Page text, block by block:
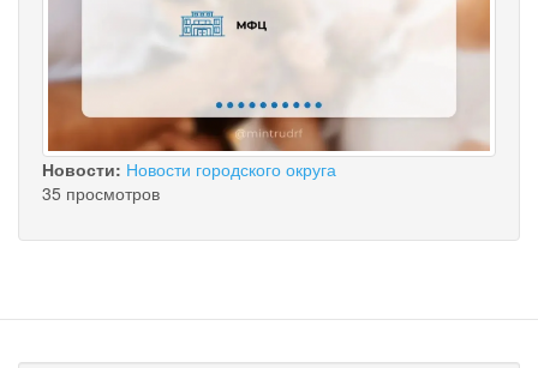
Новости: Новости городского округа
35 просмотров